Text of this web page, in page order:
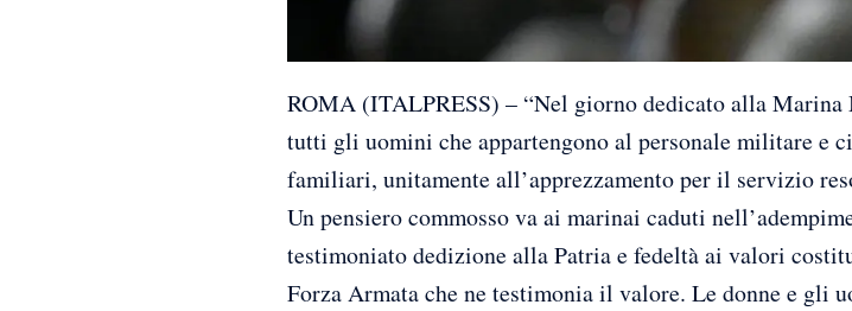
ROMA (ITALPRESS) – “Nel giorno dedicato alla
tutti gli uomini che appartengono al personale militare e
familiari, unitamente all’apprezzamento per il servizio
Un pensiero commosso va ai marinai caduti
testimoniato dedizione alla Patria e fedeltà ai valori
Forza Armata che ne testimonia il valore. Le donne e gli